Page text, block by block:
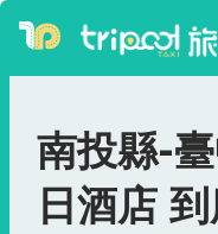
南投縣-
日酒店